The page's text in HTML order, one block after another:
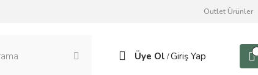
Outlet Ürünler
Üye Ol /Giriş Yap